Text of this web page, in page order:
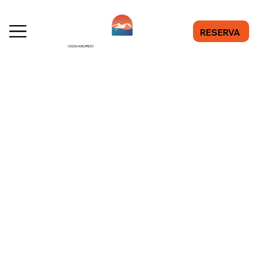
RESERVA
OGGI A BORDO